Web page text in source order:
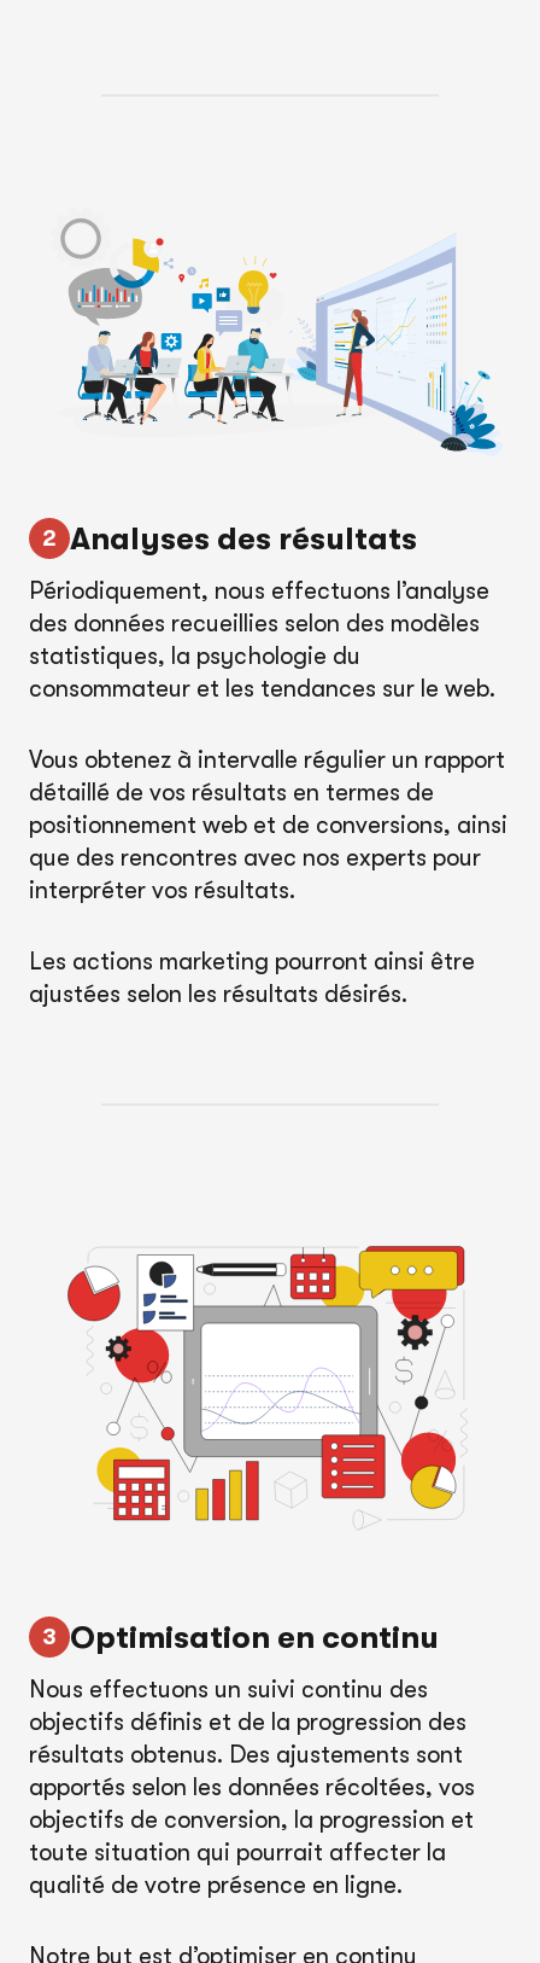
Analyses des résultats
Périodiquement, nous effectuons l’analyse
des données recueillies selon des modèles
statistiques, la psychologie du
consommateur et les tendances sur le web.
Vous obtenez à intervalle régulier un rapport
détaillé de vos résultats en termes de
positionnement web et de conversions, ainsi
que des rencontres avec nos experts pour
interpréter vos résultats.
Les actions marketing pourront ainsi être
ajustées selon les résultats désirés.
Optimisation en continu
Nous effectuons un suivi continu des
objectifs définis et de la progression des
résultats obtenus. Des ajustements sont
apportés selon les données récoltées, vos
objectifs de conversion, la progression et
toute situation qui pourrait affecter la
qualité de votre présence en ligne.
Notre but est d’optimiser en continu